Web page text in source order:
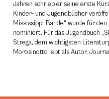
Jahren schrieb er seine erste
Kinder- und Jugendbücher
Mississippi-Bande“ wurde für
nominiert. Für das Jugendbuch
Strega, dem wichtigsten
Morosinotto lebt als Autor,